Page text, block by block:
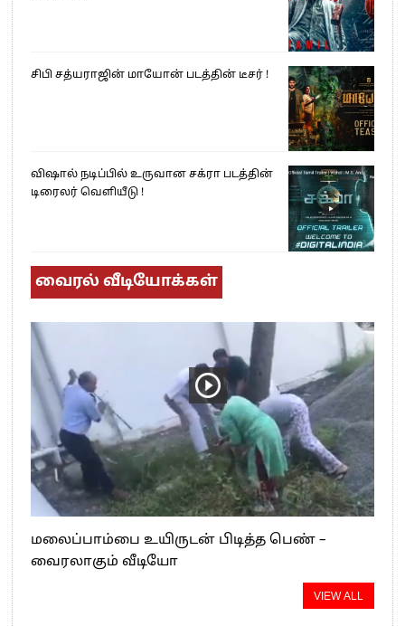
சிபி சத்யராஜின் மாயோன் படத்தின் டீசர் !
விஷால் நடிப்பில் உருவான சக்ரா படத்தின்
டிரைலர் வெளியீடு !
வைரல் வீடியோக்கள்
மலைப்பாம்பை உயிருடன் பிடித்த பெண் –
வைரலாகும் வீடியோ
VIEW ALL